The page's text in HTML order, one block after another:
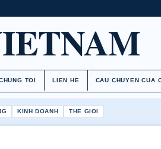
TOI LIEN HE CAU CHUYEN CUA
KINH DOANH THE GIOI